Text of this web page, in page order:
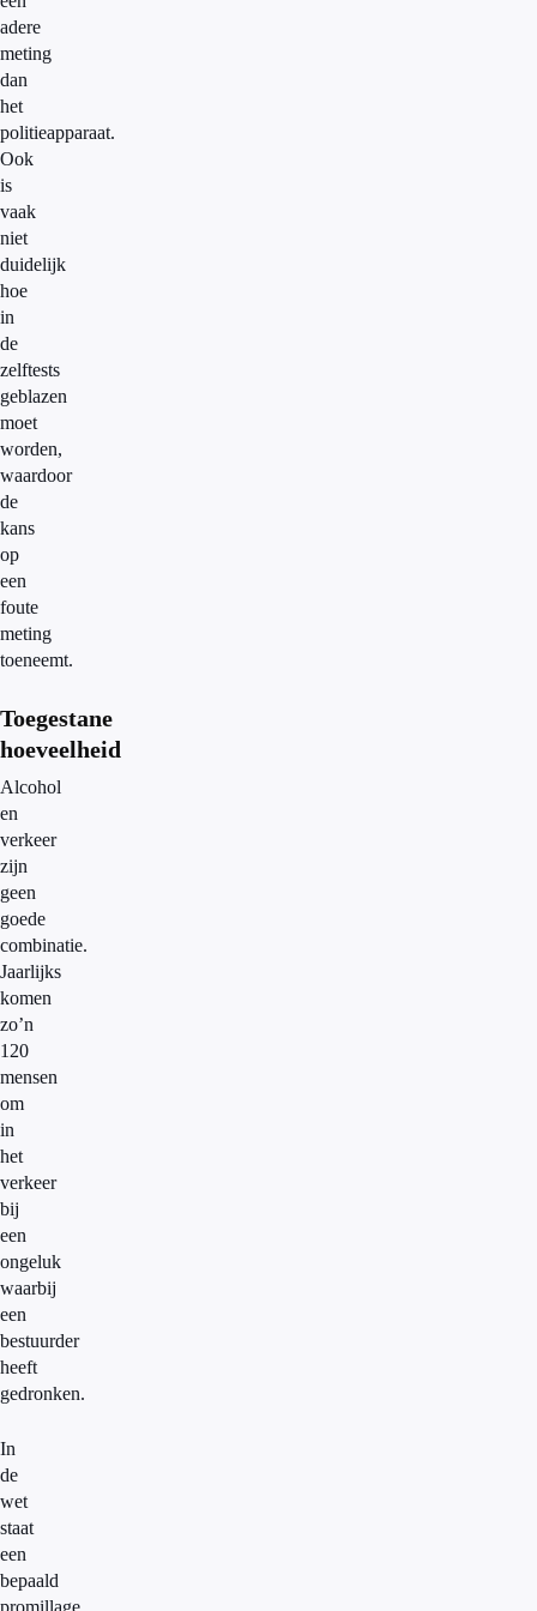
adere
meting
dan
het
politieapparaat.
Ook
is
vaak
niet
duidelijk
hoe
in
de
zelftests
geblazen
moet
worden,
waardoor
de
kans
op
een
foute
meting
toeneemt.
Toegestane
hoeveelheid
Alcohol
en
verkeer
zijn
geen
goede
combinatie.
Jaarlijks
komen
zo’n
120
mensen
om
in
het
verkeer
bij
een
ongeluk
waarbij
een
bestuurder
heeft
gedronken.
In
de
wet
staat
een
bepaald
promillage